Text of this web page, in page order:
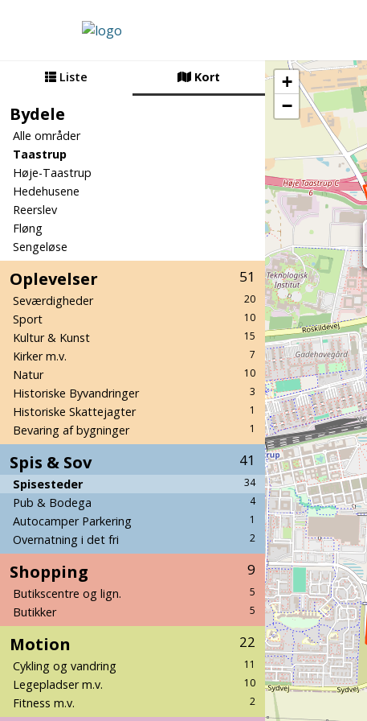
Liste Kort
Bydele
Alle områder
Taastrup
Høje-Taastrup
Hedehusene
Reerslev
Fløng
Sengeløse
51
Oplevelser
20
Seværdigheder
10
Sport
15
Kultur & Kunst
7
Kirker m.v.
10
Natur
3
Historiske Byvandringer
1
Historiske Skattejagter
1
Bevaring af bygninger
41
Spis & Sov
34
Spisesteder
4
Pub & Bodega
1
Autocamper Parkering
2
Overnatning i det fri
9
Shopping
5
Butikscentre og lign.
5
Butikker
22
Motion
11
Cykling og vandring
10
Legepladser m.v.
2
Fitness m.v.
+
−